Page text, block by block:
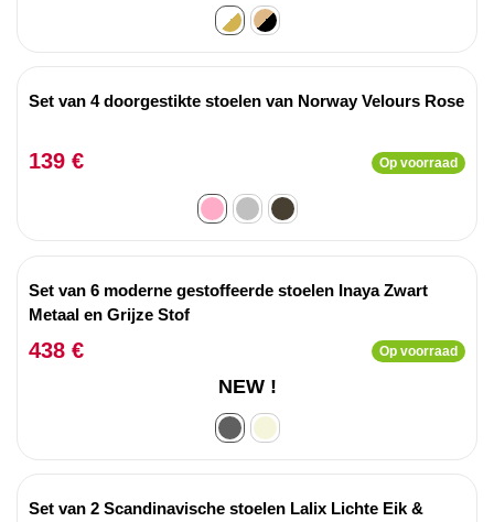
Set van 4 doorgestikte stoelen van Norway Velours Rose
139 € Op voorraad
Set van 6 moderne gestoffeerde stoelen Inaya Zwart
Metaal en Grijze Stof
438 € Op voorraad
NEW !
Set van 2 Scandinavische stoelen Lalix Lichte Eik &